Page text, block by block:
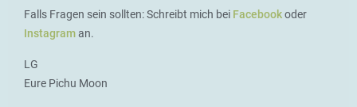
Falls Fragen sein sollten: Schreibt mich bei Facebookoder
Instagraman.
LG
Eure Pichu Moon